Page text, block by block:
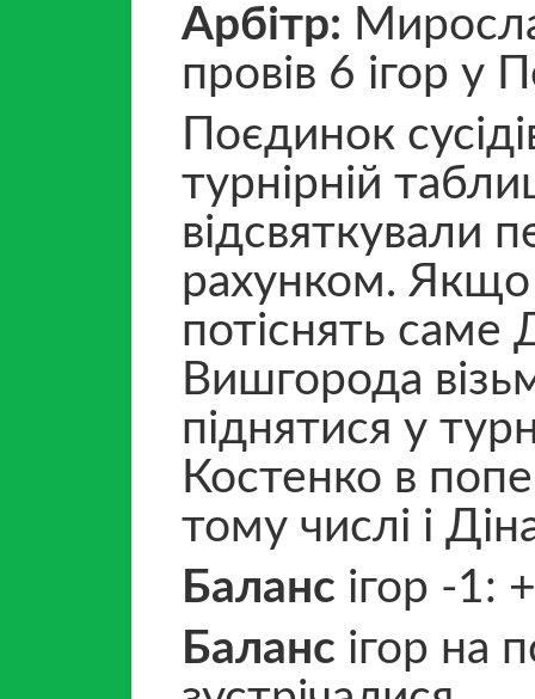
Арбітр:
провів 6 ігор у
Поєдинок
турнірній
відсвяткували
рахунком. Якщо
потіснять саме
Вишгорода
піднятися у
Костенко в
тому числі і
Баланс ігор -1:
Баланс ігор на